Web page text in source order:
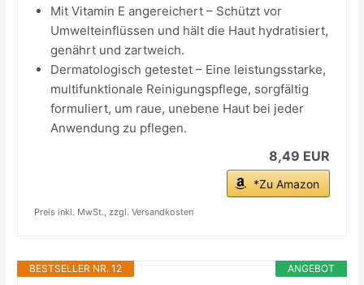
Mit Vitamin E angereichert – Schützt vor
Umwelteinflüssen und hält die Haut hydratisiert,
genährt und zartweich.
Dermatologisch getestet – Eine leistungsstarke,
multifunktionale Reinigungspflege, sorgfältig
formuliert, um raue, unebene Haut bei jeder
Anwendung zu pflegen.
8,49 EUR
*Zu Amazon
Preis inkl. MwSt., zzgl. Versandkosten
ANGEBOT
BESTSELLER NR. 12